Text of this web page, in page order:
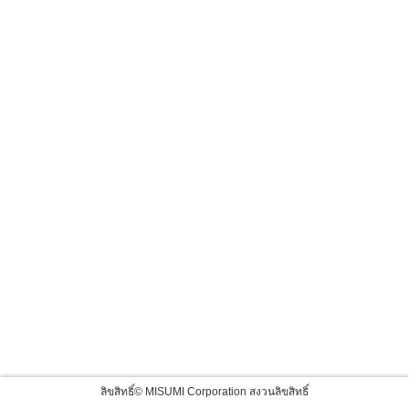
ลิขสิทธิ์© MISUMI Corporation สงวนลิขสิทธิ์